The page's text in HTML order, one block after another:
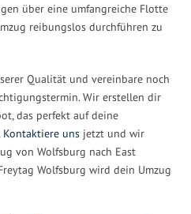
über eine umfangreiche Flotte
reibungslos durchführen zu
Qualität und vereinbare noch
Wir erstellen dir
das perfekt auf deine
Kontaktiere uns jetzt und wir
von Wolfsburg nach East
Wolfsburg wird dein Umzug